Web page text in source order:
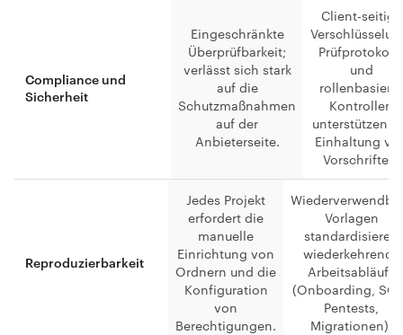
Compliance und
Sicherheit
Eingeschränkte
Überprüfbarkeit;
verlässt sich stark
auf die
Schutzmaßnahmen
auf der
Anbieterseite.
Client-seitige
Prüfprotokolle
und
rollenbasierte
Kontrollen
unterstützen
Einhaltung
Vorschriften.
Reproduzierbarkeit
Jedes Projekt
erfordert die
manuelle
Einrichtung von
Ordnern und die
Konfiguration
von
Berechtigungen.
Vorlagen
standardisieren
wiederkehrende
Arbeitsabläufe
(Onboarding,
Pentests,
Migrationen).